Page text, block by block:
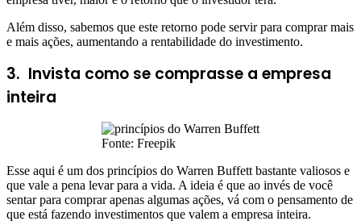
Além disso, sabemos que este retorno pode servir para comprar mais
e mais ações, aumentando a rentabilidade do investimento.
3. Invista como se comprasse a empresa
inteira
Fonte: Freepik
Esse aqui é um dos princípios do Warren Buffett bastante valiosos e
que vale a pena levar para a vida. A ideia é que ao invés de você
sentar para comprar apenas algumas ações, vá com o pensamento de
que está fazendo investimentos que valem a empresa inteira.